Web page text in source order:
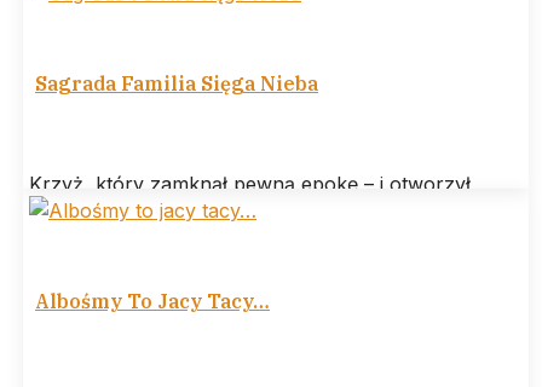
Sagrada Familia Sięga Nieba
Krzyż, który zamknął pewną epokę – i otworzył
następną W Barcelonie wydarzyło się coś, co można
Albośmy To Jacy Tacy…